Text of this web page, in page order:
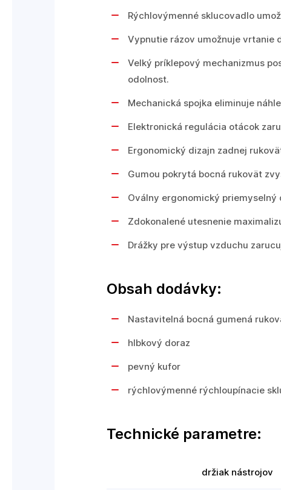
Rýchlovýmenné sklucovadlo
Vypnutie rázov umožnuje vrtanie
Velký príklepový mechanizmus
odolnost.
Mechanická spojka eliminuje
Elektronická regulácia otácok
Ergonomický dizajn zadnej
Gumou pokrytá bocná rukovät
Oválny ergonomický priemyselný
Zdokonalené utesnenie
Drážky pre výstup vzduchu
Obsah dodávky:
Nastavitelná bocná gumená
hlbkový doraz
pevný kufor
rýchlovýmenné rýchloupínacie
Technické parametre:
držiak nástrojov